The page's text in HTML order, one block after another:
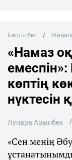
Басты бет
«Намаз
емеспін»:
көптің
Лунара Арынбек
«Сен менің